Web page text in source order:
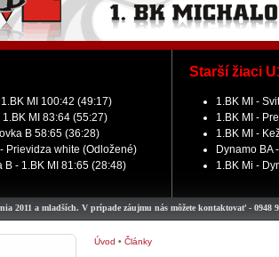
MI 100:42 (49:17)
1.BK MI 83:64 (55:27)
B 58:65 (36:28)
Prievidza white (Odložené)
B - 1.BK MI 81:65 (28:48)
Starší žiaci
1.BK MI -
1.BK MI -
1.BK MI -
Dynamo BA
1.BK Mi -
mladších. V prípade záujmu nás môžete kontaktovať - 0948 911 979.
Úvod • Články